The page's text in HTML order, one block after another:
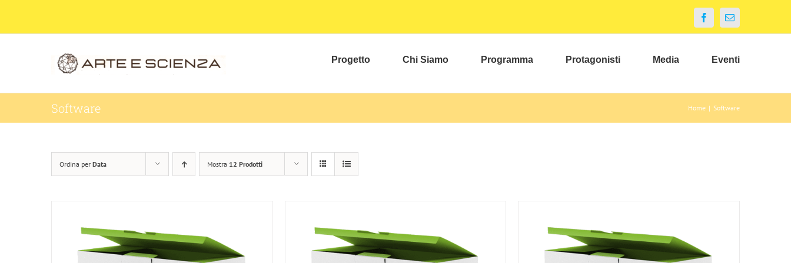
FacebookEmail
Progetto Chi Siamo Programma Protagonisti Media Eventi
Software Home | Software
Ordina per Data Mostra 12 Prodotti